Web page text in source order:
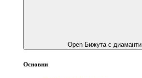
Open Бижута с диаманти
Основни